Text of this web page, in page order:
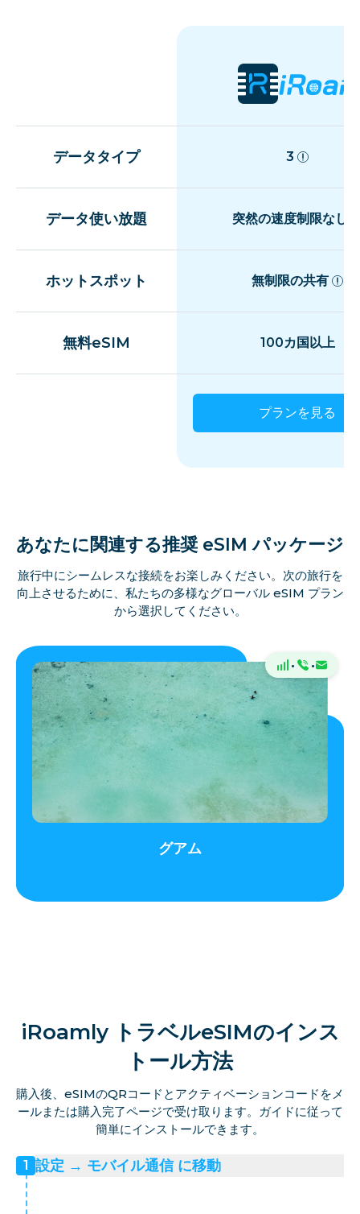
データタイプ 3
データ使い放題 突然の速度制限なし
ホットスポット 無制限の共有
無料eSIM 100カ国以上
プランを見る
あなたに関連する推奨 eSIM パッケージ
旅行中にシームレスな接続をお楽しみください。次の旅行を
向上させるために、私たちの多様なグローバル eSIM プラン
から選択してください。
· ·
グアム
iRoamly トラベルeSIMのインス
トール方法
購入後、eSIMのQRコードとアクティベーションコードをメ
ールまたは購入完了ページで受け取ります。ガイドに従って
簡単にインストールできます。
1 設定 → モバイル通信 に移動